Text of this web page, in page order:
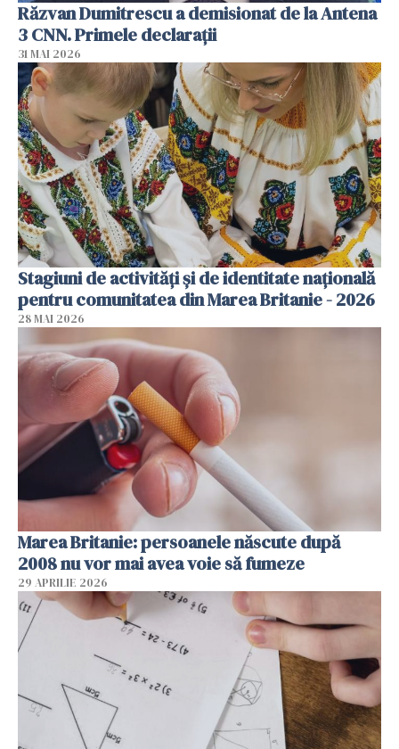
Răzvan Dumitrescu a demisionat de la Antena
3 CNN. Primele declarații
31 MAI 2026
Stagiuni de activități și de identitate națională
pentru comunitatea din Marea Britanie - 2026
28 MAI 2026
Marea Britanie: persoanele născute după
2008 nu vor mai avea voie să fumeze
29 APRILIE 2026